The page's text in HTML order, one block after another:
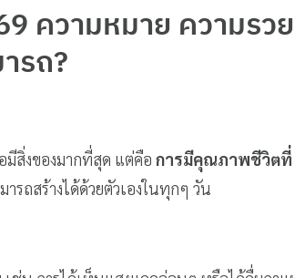
ความหมาย ความรวย
รถ?
มีสิ่งของมากที่สุด แต่คือ การมีคุณภาพชีวิตที่
รถสร้างได้ด้วยตัวเองในทุกๆ วัน